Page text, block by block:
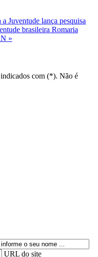
a Juventude lança pesquisa
brasileira Romaria
»
com (*). Não é
URL do site